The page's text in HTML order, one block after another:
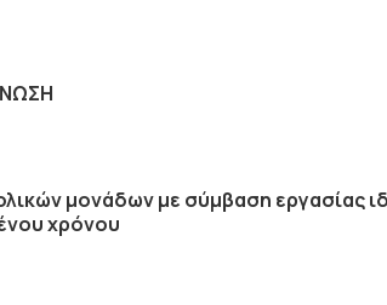
μονάδων με σύμβαση εργασίας
χρόνου